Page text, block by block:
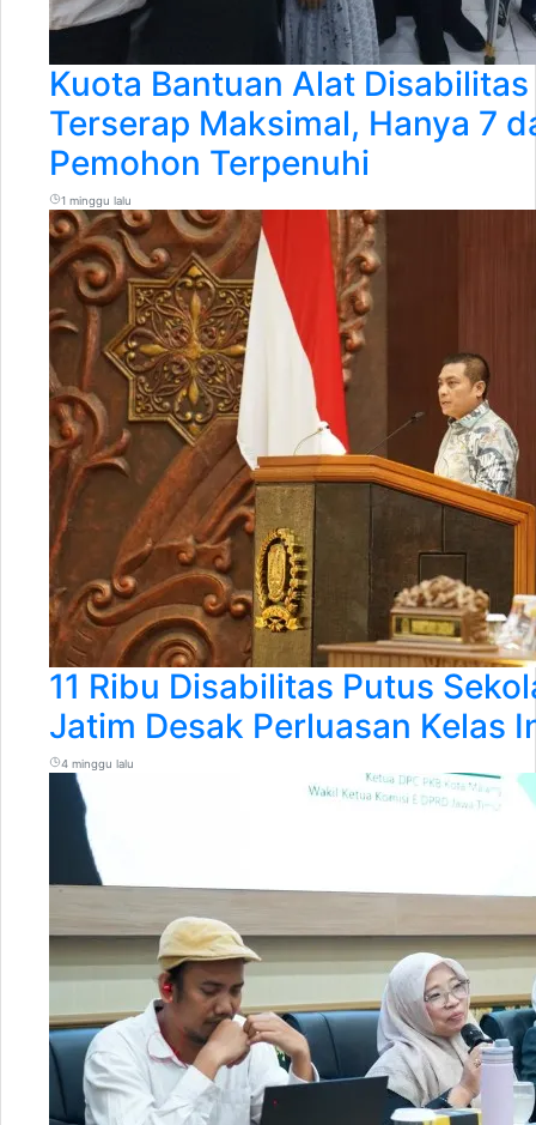
Kuota Bantuan Alat
Terserap Maksimal, Hanya 7
Pemohon Terpenuhi
1 minggu lalu
11 Ribu Disabilitas Putus
Jatim Desak Perluasan Kelas
4 minggu lalu